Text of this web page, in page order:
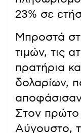
23% σε
Μπροστά
τιμών, τις
πρατήρια
δολαρίων,
Στον
Αύγουστο,